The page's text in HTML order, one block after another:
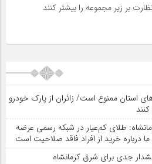
بر زیر مجموعه را بیشتر کنند
استان ممنوع است/ زائران از پارک خودرو
طلای کم‌عیار در شبکه رسمی عرضه
درباره خرید از افراد فاقد صلاحیت است
جدی برای شرق کرمانشاه